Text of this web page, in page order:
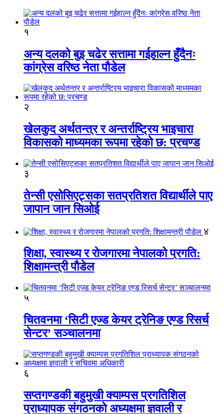
१
अन्य दलको बुइ चढेर सत्तामा गईहाल्न हुँदैनः
कांग्रेस वरिष्ठ नेता पौडेल
२
खेलकुद अर्थतन्त्र र अन्तर्राष्ट्रिय भाइचारा
विकासको माध्यमका रूपमा रहेको छ: प्रचण्ड
३
तेन्सी एसोसिएट्सका सतप्रतिशत विद्यार्थीले पाए
जापान जान सिओई
४
शिक्षा, स्वास्थ्य र रोजगारमा नेपालको प्रगति:
शिक्षामन्त्री पौडेल
५
चितवनमा ‘सिटी एज्ड केयर ट्रेनिङ एण्ड रिसर्च
सेन्टर’ सञ्चालनमा
६
सप्तगण्डकी बहुमुखी क्याम्पस प्रगतिशिल
प्राध्यापक संगठनको अध्यक्षमा ज्ञवाली र